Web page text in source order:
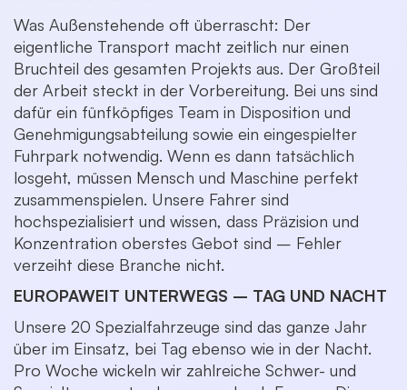
Was Außenstehende oft überrascht: Der
eigentliche Transport macht zeitlich nur einen
Bruchteil des gesamten Projekts aus. Der Großteil
der Arbeit steckt in der Vorbereitung. Bei uns sind
dafür ein fünfköpfiges Team in Disposition und
Genehmigungsabteilung sowie ein eingespielter
Fuhrpark notwendig. Wenn es dann tatsächlich
losgeht, müssen Mensch und Maschine perfekt
zusammenspielen. Unsere Fahrer sind
hochspezialisiert und wissen, dass Präzision und
Konzentration oberstes Gebot sind – Fehler
verzeiht diese Branche nicht.
EUROPAWEIT UNTERWEGS – TAG UND NACHT
Unsere 20 Spezialfahrzeuge sind das ganze Jahr
über im Einsatz, bei Tag ebenso wie in der Nacht.
Pro Woche wickeln wir zahlreiche Schwer- und